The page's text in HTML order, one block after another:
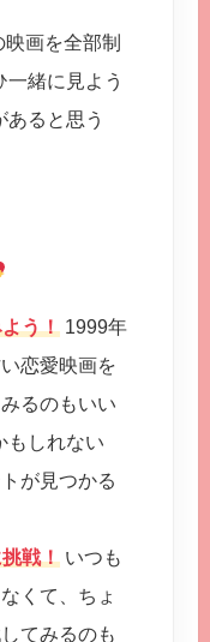
画を全部制
一緒に見よう
あると思う
う！ 1999年
恋愛映画を
るのもいい
もしれない
が見つかる
戦！ いつも
くて、ちょ
てみるのも